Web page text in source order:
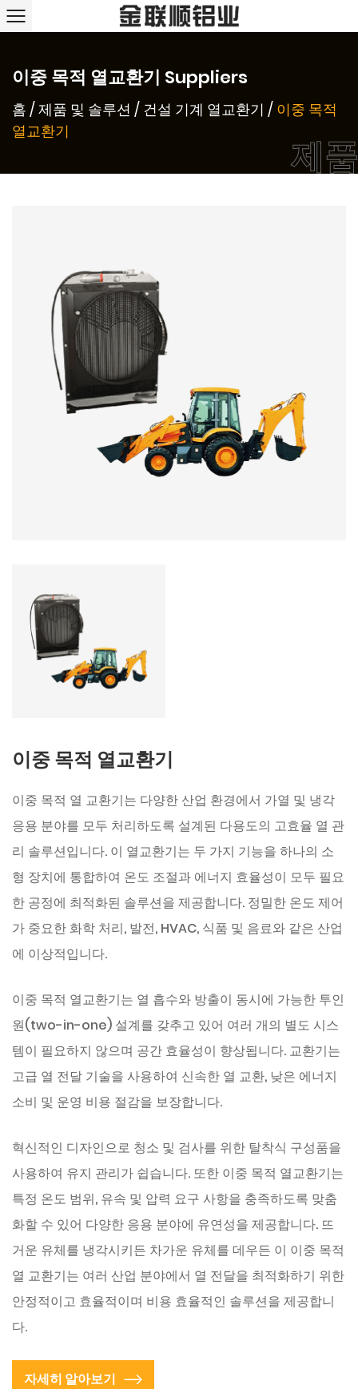
제품
이중 목적 열교환기 Suppliers
홈 /제품 및 솔루션 / 건설 기계 열교환기 / 이중 목적
열교환기
이중 목적 열교환기
이중 목적 열 교환기는 다양한 산업 환경에서 가열 및 냉각
응용 분야를 모두 처리하도록 설계된 다용도의 고효율 열 관
리 솔루션입니다. 이 열교환기는 두 가지 기능을 하나의 소
형 장치에 통합하여 온도 조절과 에너지 효율성이 모두 필요
한 공정에 최적화된 솔루션을 제공합니다. 정밀한 온도 제어
가 중요한 화학 처리, 발전, HVAC, 식품 및 음료와 같은 산업
에 이상적입니다.
이중 목적 열교환기는 열 흡수와 방출이 동시에 가능한 투인
원(two-in-one) 설계를 갖추고 있어 여러 개의 별도 시스
템이 필요하지 않으며 공간 효율성이 향상됩니다. 교환기는
고급 열 전달 기술을 사용하여 신속한 열 교환, 낮은 에너지
소비 및 운영 비용 절감을 보장합니다.
혁신적인 디자인으로 청소 및 검사를 위한 탈착식 구성품을
사용하여 유지 관리가 쉽습니다. 또한 이중 목적 열교환기는
특정 온도 범위, 유속 및 압력 요구 사항을 충족하도록 맞춤
화할 수 있어 다양한 응용 분야에 유연성을 제공합니다. 뜨
거운 유체를 냉각시키든 차가운 유체를 데우든 이 이중 목적
열 교환기는 여러 산업 분야에서 열 전달을 최적화하기 위한
안정적이고 효율적이며 비용 효율적인 솔루션을 제공합니
다.
자세히 알아보기